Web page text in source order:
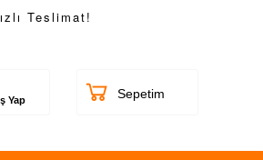
Teslimat!
Yap